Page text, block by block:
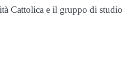
Cattolica e il gruppo di